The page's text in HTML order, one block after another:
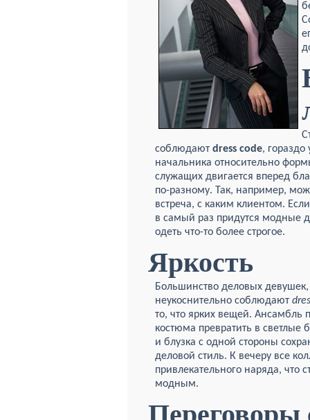
соблюдают dress code,
начальника относительно
служащих двигается вперед
по-разному. Так, например,
встреча, с каким клиентом.
в самый раз придутся модные
одеть что-то более строгое.
Яркость
Большинство деловых девушек,
неукоснительно соблюдают d
то, что ярких вещей.
костюма превратить в
и блузка с одной стороны
деловой стиль. К вечеру все
привлекательного наряда, что
модным.